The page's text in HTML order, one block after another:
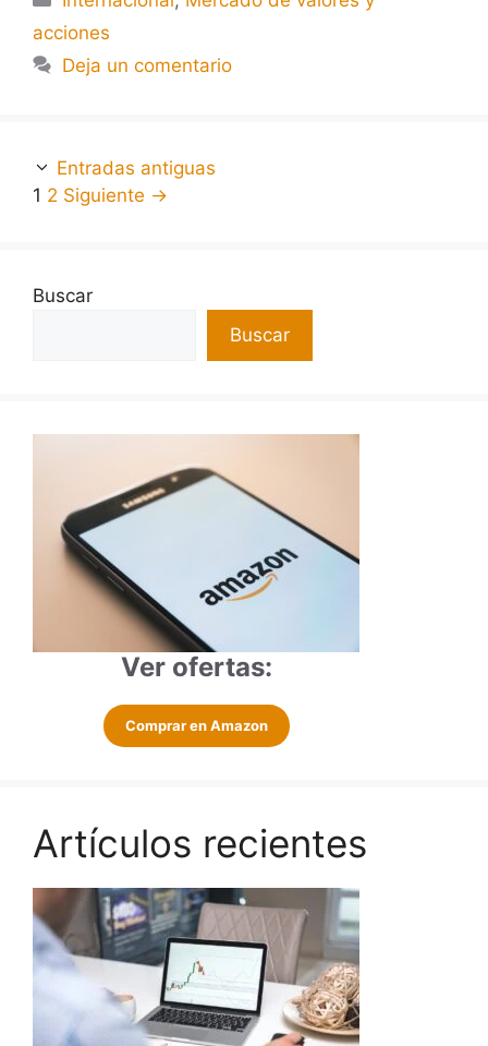
acciones
Deja un comentario
Entradas antiguas
1 2 Siguiente →
Buscar
Buscar
Ver ofertas:
Comprar en Amazon
Artículos recientes